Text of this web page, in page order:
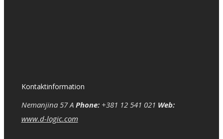
Kontaktinformation
Nemanjina 57 A Phone:+381 12 541 021 Web:
www.d-logic.com